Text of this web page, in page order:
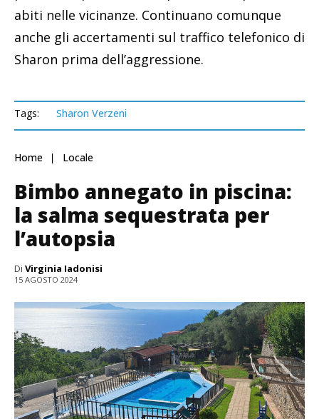
abiti nelle vicinanze. Continuano comunque
anche gli accertamenti sul traffico telefonico di
Sharon prima dell’aggressione.
Tags: Sharon Verzeni
Home Locale
Bimbo annegato in piscina:
la salma sequestrata per
l’autopsia
Di Virginia Iadonisi
15 AGOSTO 2024